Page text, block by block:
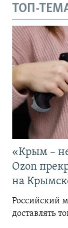
ТОП-
«Крым –
Ozon
на
Российский
доставлять